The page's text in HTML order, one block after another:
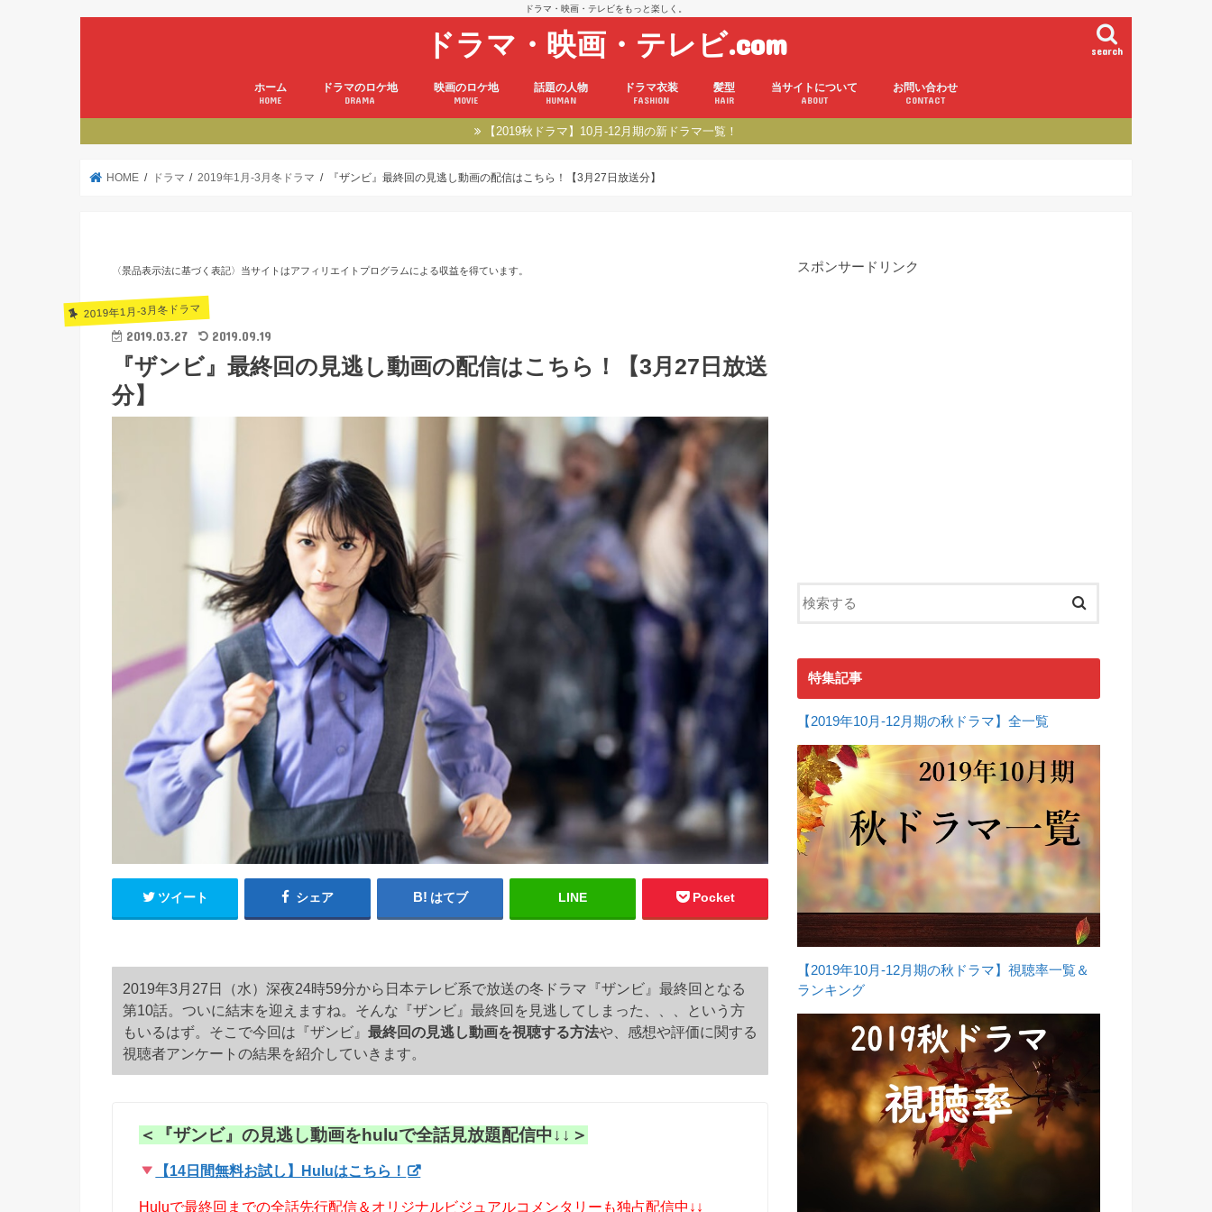
ドラマ・映画・テレビをもっと楽しく。
ドラマ・映画・テレビ.com search
ホーム
HOME
ドラマのロケ地
DRAMA
映画のロケ地
MOVIE
話題の人物
HUMAN
ドラマ衣装
FASHION
髪型
HAIR
当サイトについて
ABOUT
お問い合わせ
CONTACT
【2019秋ドラマ】10月-12月期の新ドラマ一覧！
HOME ドラマ 2019年1月-3月冬ドラマ 『ザンビ』最終回の見逃し動画の配信はこちら！【3月27日放送分】
〈景品表示法に基づく表記〉当サイトはアフィリエイトプログラムによる収益を得ています。
2019年1月-3月冬ドラマ
2019.03.27 2019.09.19
『ザンビ』最終回の見逃し動画の配信はこちら！【3月27日放送
分】
ツイート シェア はてブ LINE Pocket
2019年3月27日（水）深夜24時59分から日本テレビ系で放送の冬ドラマ『ザンビ』最終回となる
第10話。ついに結末を迎えますね。そんな『ザンビ』最終回を見逃してしまった、、、という方
もいるはず。そこで今回は『ザンビ』 最終回の見逃し動画を視聴する方法や、感想や評価に関する
視聴者アンケートの結果を紹介していきます。
＜『ザンビ』の見逃し動画をhuluで全話見放題配信中↓↓＞
【14日間無料お試し】Huluはこちら！
Huluで最終回までの全話先行配信＆オリジナルビジュアルコメンタリーも独占配信中↓↓
スポンサードリンク
特集記事
【2019年10月-12月期の秋ドラマ】全一覧
【2019年10月-12月期の秋ドラマ】視聴率一覧＆
ランキング